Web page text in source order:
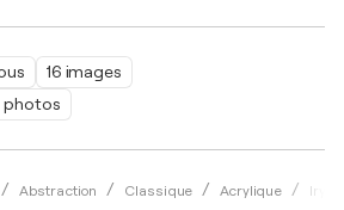
16 images
photos
Abstraction Classique Acrylique